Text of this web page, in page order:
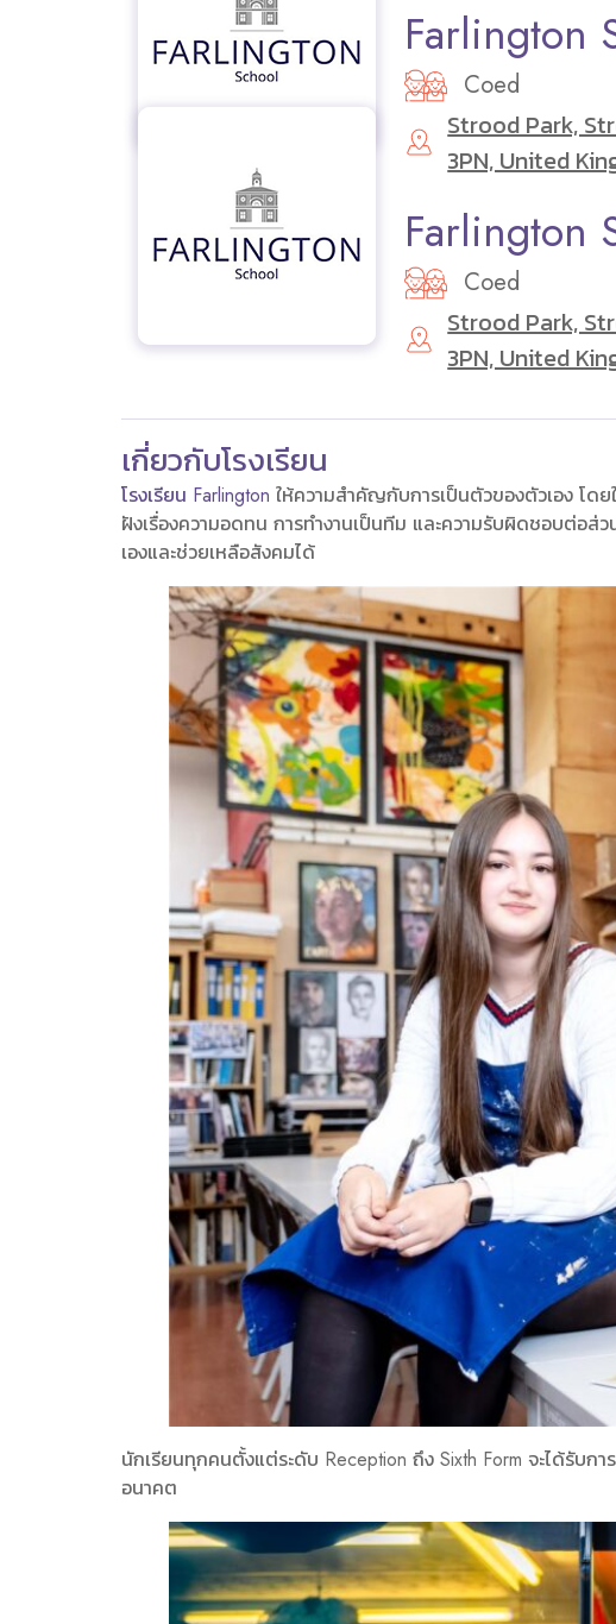
Farlington
Coed
Strood Park,
3PN, United
Farlington
Coed
Strood Park,
3PN, United
เกี่ยวกับโรงเรียน
โรงเรียน Farlington ให้ความสำคัญกับการเป็นตัวของตัวเอง โด
ฝังเรื่องความอดทน การทำงานเป็นทีม และความรับผิดชอบต่อส่
เองและช่วยเหลือสังคมได้
นักเรียนทุกคนตั้งแต่ระดับ Reception ถึง Sixth Form จะได้รับ
อนาคต